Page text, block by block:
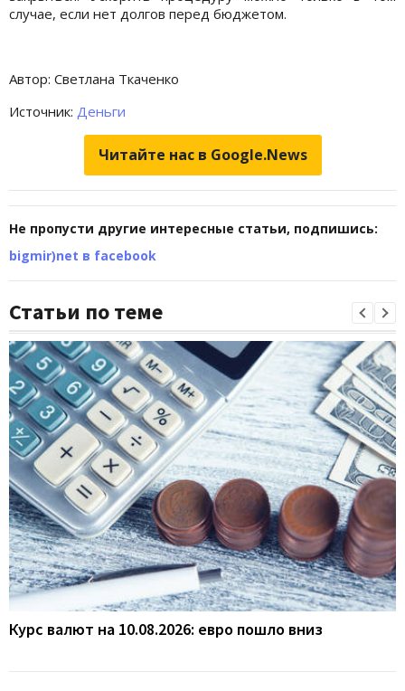
случае, если нет долгов перед бюджетом.
Автор: Светлана Ткаченко
Источник: Деньги
Читайте нас в Google.News
Не пропусти другие интересные статьи, подпишись:
bigmir)net в facebook
Статьи по теме
Курс валют на 10.08.2026: евро пошло вниз